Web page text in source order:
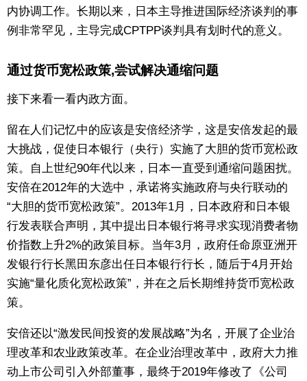
内协调工作。长期以来，日本主导推进国际经济谈判的事
例非常罕见，主导完成CPTPP谈判具有划时代的意义。
通过货币宽松政策,尝试解决通缩问题
接下来看一看内政方面。
留在人们记忆中的应该是安倍经济学，这是安倍发起的最
大挑战，促使日本银行（央行）实施了大胆的货币宽松政
策。自上世纪90年代以来，日本一直受到通缩问题困扰。
安倍在2012年的大选中，承诺将实施政府与央行联动的
“大胆的货币宽松政策”。2013年1月，日本政府和日本银
行发表联合声明，其中提出日本银行将寻求实现消费者物
价指数上升2%的政策目标。当年3月，政府任命原亚洲开
发银行行长黑田东彦出任日本银行行长，随后于4月开始
实施“量化质化宽松政策”，并在之后长期维持货币宽松政
策。
安倍还以“激发民间投资的发展战略”为名，开展了企业治
理改革和农业政策改革。在企业治理改革中，政府大力推
动上市公司引入外部董事，最终于2019年修改了《公司